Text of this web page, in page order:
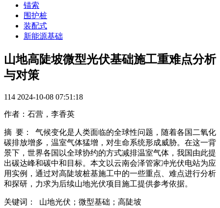
锚索
围护桩
装配式
新能源基础
山地高陡坡微型光伏基础施工重难点分析
与对策
114 2024-10-08 07:51:18
作者：石营，李香英
摘 要： 气候变化是人类面临的全球性问题，随着各国二氧化
碳排放增多，温室气体猛增，对生命系统形成威胁。在这一背
景下，世界各国以全球协约的方式减排温室气体，我国由此提
出碳达峰和碳中和目标。本文以云南会泽管家冲光伏电站为应
用实例，通过对高陡坡桩基施工中的一些重点、难点进行分析
和探研，力求为后续山地光伏项目施工提供参考依据。
关键词： 山地光伏；微型基础；高陡坡